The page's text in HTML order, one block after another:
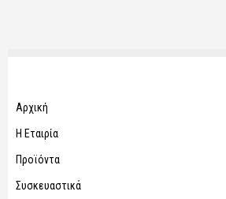
Αρχική
Η Εταιρία
Προϊόντα
Συσκευαστικά